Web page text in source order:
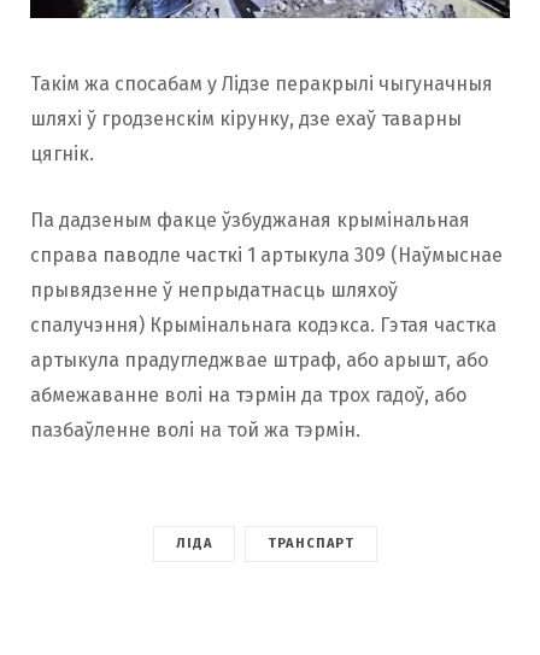
Такім жа спосабам у Лідзе перакрылі чыгуначныя
шляхі ў гродзенскім кірунку, дзе ехаў таварны
цягнік.
Па дадзеным факце ўзбуджаная крымінальная
справа паводле часткі 1 артыкула 309 (Наўмыснае
прывядзенне ў непрыдатнасць шляхоў
спалучэння) Крымінальнага кодэкса. Гэтая частка
артыкула прадугледжвае штраф, або арышт, або
абмежаванне волі на тэрмін да трох гадоў, або
пазбаўленне волі на той жа тэрмін.
ЛІДА ТРАНСПАРТ